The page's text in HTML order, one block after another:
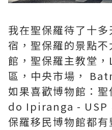
我在聖保羅待了十
宿，聖保羅的景點
館，聖保羅主教堂
區，中央市場，
如果喜歡博物館：
do Ipiranga - USP
保羅移民博物館都有